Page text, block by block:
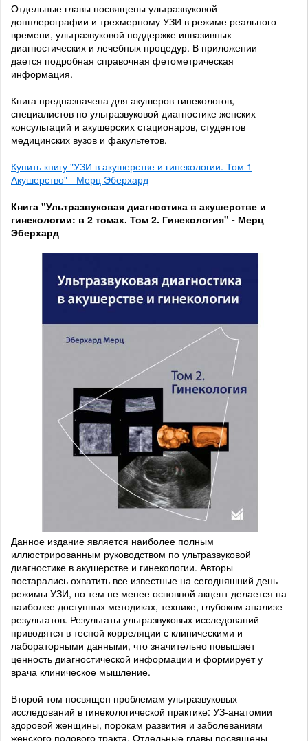
Отдельные главы посвящены ультразвуковой
допплерографии и трехмерному УЗИ в режиме реального
времени, ультразвуковой поддержке инвазивных
диагностических и лечебных процедур. В приложении
дается подробная справочная фетометрическая
информация.
Книга предназначена для акушеров-гинекологов,
специалистов по ультразвуковой диагностике женских
консультаций и акушерских стационаров, студентов
медицинских вузов и факультетов.
Купить книгу "УЗИ в акушерстве и гинекологии. Том 1
Акушерство" - Мерц Эберхард
Книга "Ультразвуковая диагностика в акушерстве и
гинекологии: в 2 томах. Том 2. Гинекология" - Мерц
Эберхард
Данное издание является наиболее полным
иллюстрированным руководством по ультразвуковой
диагностике в акушерстве и гинекологии. Авторы
постарались охватить все известные на сегодняшний день
режимы УЗИ, но тем не менее основной акцент делается на
наиболее доступных методиках, технике, глубоком анализе
результатов. Результаты ультразвуковых исследований
приводятся в тесной корреляции с клиническими и
лабораторными данными, что значительно повышает
ценность диагностической информации и формирует у
врача клиническое мышление.
Второй том посвящен проблемам ультразвуковых
исследований в гинекологической практике: УЗ-анатомии
здоровой женщины, порокам развития и заболеваниям
женского полового тракта. Отдельные главы посвящены